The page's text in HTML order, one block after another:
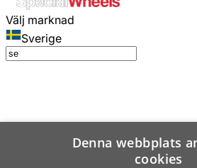
Välj marknad
Sverige
Denna webbplats
cookies